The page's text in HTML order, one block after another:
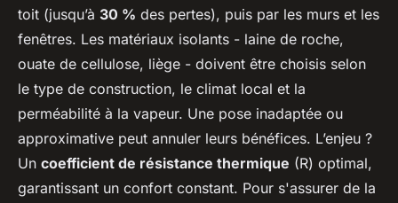
toit (jusqu’à 30 % des pertes), puis par les murs et les
fenêtres. Les matériaux isolants - laine de roche,
ouate de cellulose, liège - doivent être choisis selon
le type de construction, le climat local et la
perméabilité à la vapeur. Une pose inadaptée ou
approximative peut annuler leurs bénéfices. L’enjeu ?
Un coefficient de résistance thermique (R) optimal,
garantissant un confort constant. Pour s'assurer de la